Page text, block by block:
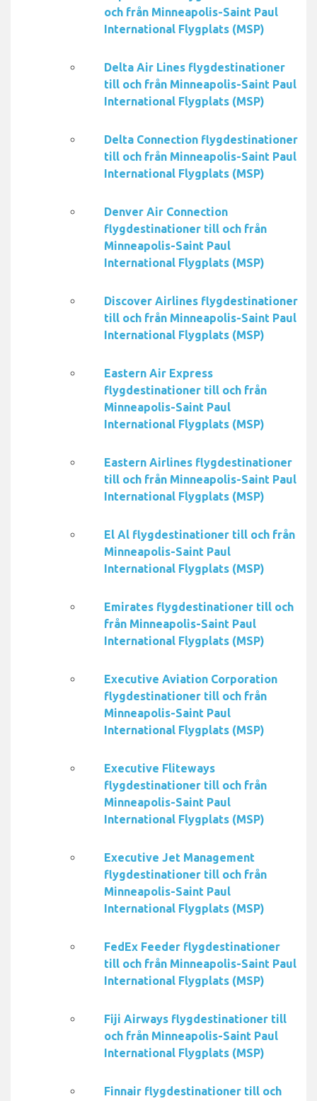
och från Minneapolis-Saint Paul
International Flygplats (MSP)
Delta Air Lines flygdestinationer
till och från Minneapolis-Saint Paul
International Flygplats (MSP)
Delta Connection flygdestinationer
till och från Minneapolis-Saint Paul
International Flygplats (MSP)
Denver Air Connection
flygdestinationer till och från
Minneapolis-Saint Paul
International Flygplats (MSP)
Discover Airlines flygdestinationer
till och från Minneapolis-Saint Paul
International Flygplats (MSP)
Eastern Air Express
flygdestinationer till och från
Minneapolis-Saint Paul
International Flygplats (MSP)
Eastern Airlines flygdestinationer
till och från Minneapolis-Saint Paul
International Flygplats (MSP)
El Al flygdestinationer till och från
Minneapolis-Saint Paul
International Flygplats (MSP)
Emirates flygdestinationer till och
från Minneapolis-Saint Paul
International Flygplats (MSP)
Executive Aviation Corporation
flygdestinationer till och från
Minneapolis-Saint Paul
International Flygplats (MSP)
Executive Fliteways
flygdestinationer till och från
Minneapolis-Saint Paul
International Flygplats (MSP)
Executive Jet Management
flygdestinationer till och från
Minneapolis-Saint Paul
International Flygplats (MSP)
FedEx Feeder flygdestinationer
till och från Minneapolis-Saint Paul
International Flygplats (MSP)
Fiji Airways flygdestinationer till
och från Minneapolis-Saint Paul
International Flygplats (MSP)
Finnair flygdestinationer till och